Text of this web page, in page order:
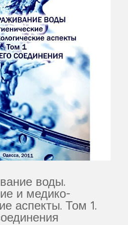
воды.
и медико-
аспекты. Том 1.